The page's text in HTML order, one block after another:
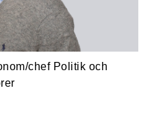
chef Politik och